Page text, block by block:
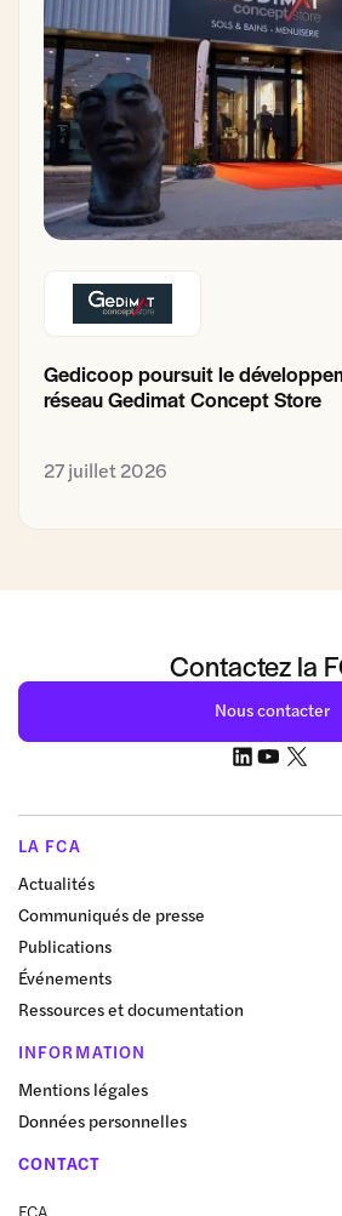
Gedicoop poursuit le
réseau Gedimat Concept Store
27 juillet 2026
Contactez la
Nous contacter
LA FCA
Actualités
Communiqués de presse
Publications
Événements
Ressources et documentation
INFORMATION
Mentions légales
Données personnelles
CONTACT
FCA